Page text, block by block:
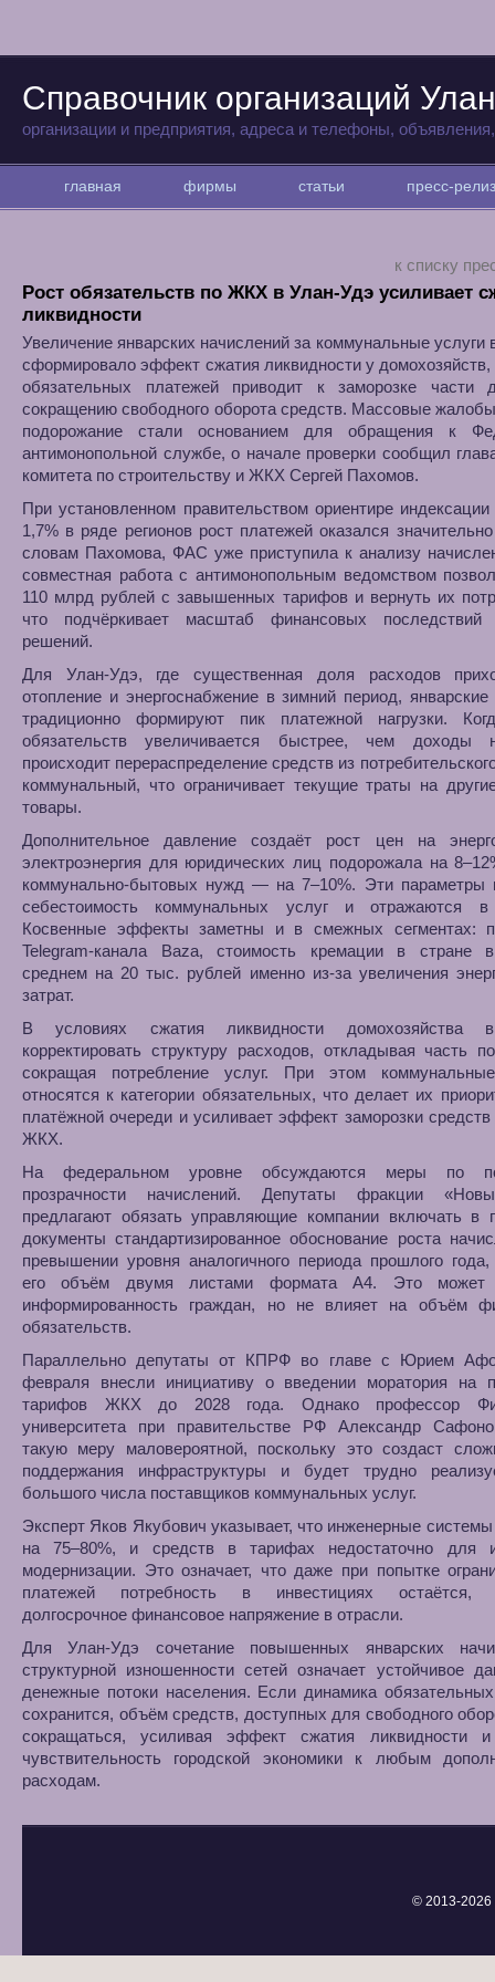
Справочник организаций
организации и предприятия, адреса и телефоны,
главная фирмы статьи пресс-
к списку
Рост обязательств по ЖКХ в Улан-Удэ усиливает
ликвидности
Увеличение январских начислений за коммунальные услуги
сформировало эффект сжатия ликвидности у домохозяйств,
обязательных платежей приводит к заморозке части
сокращению свободного оборота средств. Массовые
подорожание стали основанием для обращения к
антимонопольной службе, о начале проверки сообщил
комитета по строительству и ЖКХ Сергей Пахомов.
При установленном правительством ориентире
1,7% в ряде регионов рост платежей оказался
словам Пахомова, ФАС уже приступила к анализу
совместная работа с антимонопольным ведомством
110 млрд рублей с завышенных тарифов и вернуть их
что подчёркивает масштаб финансовых последствий
решений.
Для Улан-Удэ, где существенная доля расходов
отопление и энергоснабжение в зимний период, январские
традиционно формируют пик платежной нагрузки.
обязательств увеличивается быстрее, чем доходы
происходит перераспределение средств из
коммунальный, что ограничивает текущие траты на
товары.
Дополнительное давление создаёт рост цен на
электроэнергия для юридических лиц подорожала на
коммунально-бытовых нужд — на 7–10%. Эти параметры
себестоимость коммунальных услуг и отражаются
Косвенные эффекты заметны и в смежных сегментах:
Telegram-канала Baza, стоимость кремации в стране
среднем на 20 тыс. рублей именно из-за увеличения
затрат.
В условиях сжатия ликвидности домохозяйства
корректировать структуру расходов, откладывая часть
сокращая потребление услуг. При этом
относятся к категории обязательных, что делает их
платёжной очереди и усиливает эффект заморозки
ЖКХ.
На федеральном уровне обсуждаются меры по
прозрачности начислений. Депутаты фракции
предлагают обязать управляющие компании включать в
документы стандартизированное обоснование роста
превышении уровня аналогичного периода прошлого года,
его объём двумя листами формата А4. Это может
информированность граждан, но не влияет на объём
обязательств.
Параллельно депутаты от КПРФ во главе с Юрием
февраля внесли инициативу о введении моратория на
тарифов ЖКХ до 2028 года. Однако профессор
университета при правительстве РФ Александр
такую меру маловероятной, поскольку это создаст
поддержания инфраструктуры и будет трудно
большого числа поставщиков коммунальных услуг.
Эксперт Яков Якубович указывает, что инженерные
на 75–80%, и средств в тарифах недостаточно для
модернизации. Это означает, что даже при попытке
платежей потребность в инвестициях остаётся,
долгосрочное финансовое напряжение в отрасли.
Для Улан-Удэ сочетание повышенных январских
структурной изношенности сетей означает устойчивое
денежные потоки населения. Если динамика
сохранится, объём средств, доступных для свободного
сокращаться, усиливая эффект сжатия ликвидности
чувствительность городской экономики к любым
расходам.
© 2013-2026